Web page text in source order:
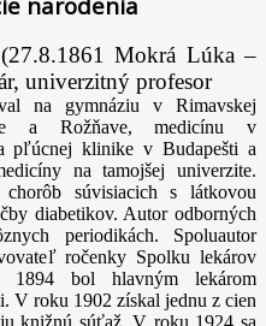
(27.8.1861 Mokrá Lúka –
univerzitný profesor
na gymnáziu v Rimavskej
a Rožňave, medicínu v
pľúcnej klinike v Budapešti a
na tamojšej univerzite.
súvisiacich s látkovou
diabetikov. Autor odborných
periodikách. Spoluautor
ročenky Spolku lekárov
1894 bol hlavným lekárom
V roku 1902 získal jednu z cien